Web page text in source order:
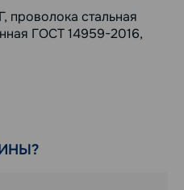
проволока стальная
ГОСТ 14959-2016,